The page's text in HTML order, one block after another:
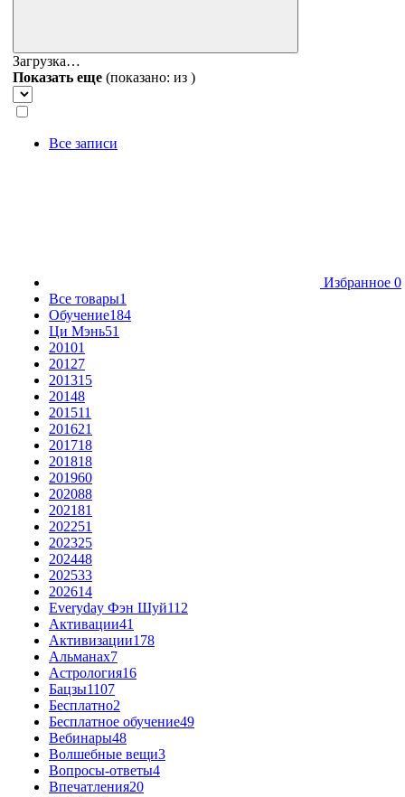
Загрузка…
Показать еще (показано: из )
Все записи
Избранное 0
Все товары1
Обучение184
Ци Мэнь51
20101
20127
201315
20148
201511
201621
201718
201818
201960
202088
202181
202251
202325
202448
202533
202614
Everyday Фэн Шуй112
Активации41
Активизации178
Альманах7
Астрология16
Бацзы1107
Бесплатно2
Бесплатное обучение49
Вебинары48
Волшебные вещи3
Вопросы-ответы4
Впечатления20